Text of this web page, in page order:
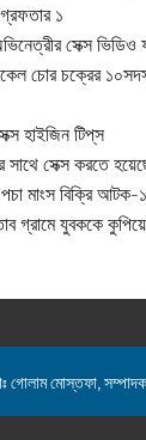
১
সেক্স ভিডিও
চোর চক্রের
হাইজিন টিপ্‌স
সেক্স করতে
মাংস বিক্রি আটক-১
গ্রামে যুবককে
গোলাম মোস্তফা,